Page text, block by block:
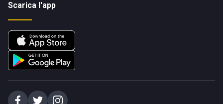
Scarica l'app